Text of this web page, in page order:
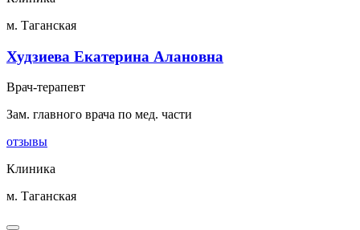
м. Таганская
Худзиева Екатерина Алановна
Врач-терапевт
Зам. главного врача по мед. части
отзывы
Клиника
м. Таганская